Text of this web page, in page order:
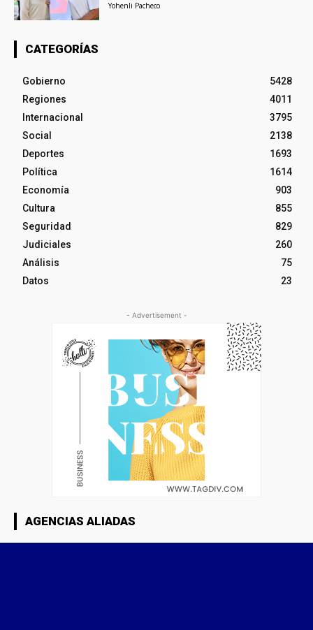
Yohenli Pacheco
CATEGORÍAS
Gobierno
5428
Regiones
4011
Internacional
3795
Social
2138
Deportes
1693
Política
1614
Economía
903
Cultura
855
Seguridad
829
Judiciales
260
Análisis
75
Datos
23
- Advertisement -
AGENCIAS ALIADAS